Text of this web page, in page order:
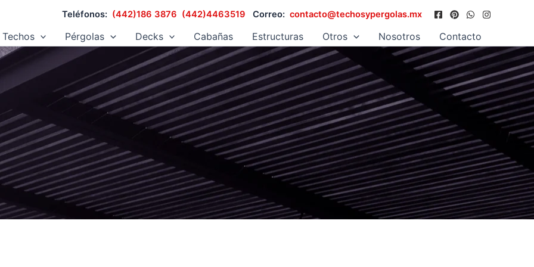
Teléfonos: (442)186 3876 (442)4463519 Correo: contacto@techosypergolas.mx
Techos Pérgolas Decks Cabañas Estructuras Otros Nosotros Contacto